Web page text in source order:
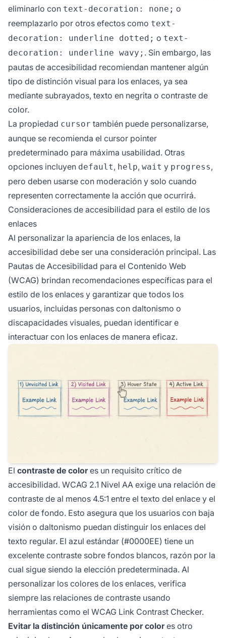
eliminarlo con text-decoration: none; o
reemplazarlo por otros efectos como text-
decoration: underline dotted; o text-
decoration: underline wavy; . Sin embargo, las
pautas de accesibilidad recomiendan mantener algún
tipo de distinción visual para los enlaces, ya sea
mediante subrayados, texto en negrita o contraste de
color.
La propiedad cursor también puede personalizarse,
aunque se recomienda el cursor pointer
predeterminado para máxima usabilidad. Otras
opciones incluyen default, help, wait y progress,
pero deben usarse con moderación y solo cuando
representen correctamente la acción que ocurrirá.
Consideraciones de accesibilidad para el estilo de los
enlaces
Al personalizar la apariencia de los enlaces, la
accesibilidad debe ser una consideración principal. Las
Pautas de Accesibilidad para el Contenido Web
(WCAG) brindan recomendaciones específicas para el
estilo de los enlaces y garantizar que todos los
usuarios, incluidas personas con daltonismo o
discapacidades visuales, puedan identificar e
interactuar con los enlaces de manera eficaz.
El contraste de colores un requisito crítico de
accesibilidad. WCAG 2.1 Nivel AA exige una relación de
contraste de al menos 4.5:1 entre el texto del enlace y el
color de fondo. Esto asegura que los usuarios con baja
visión o daltonismo puedan distinguir los enlaces del
texto regular. El azul estándar (#0000EE) tiene un
excelente contraste sobre fondos blancos, razón por la
cual sigue siendo la elección predeterminada. Al
personalizar los colores de los enlaces, verifica
siempre las relaciones de contraste usando
herramientas como el WCAG Link Contrast Checker.
Evitar la distinción únicamente por colores otro